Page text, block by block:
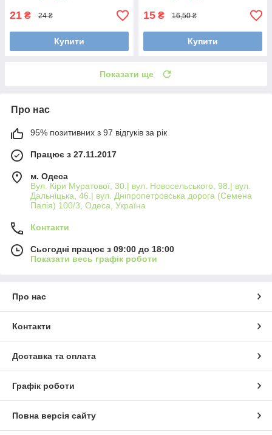
21 ₴ 24 ₴
Купити
15 ₴ 16,50 ₴
Купити
Показати ще
Про нас
95% позитивних з 97 відгуків за рік
Працює з 27.11.2017
м. Одеса
Вул. Кіри Муратової, 30.| вул. Новосельського, 98.| вул.
Дальніцька, 46.| вул. Дніпропетровська дорога (Семена
Палія) 100/3, Одеса, Україна
Контакти
Сьогодні працює з 09:00 до 18:00
Показати весь графік роботи
Про нас
Контакти
Доставка та оплата
Графік роботи
Повна версія сайту